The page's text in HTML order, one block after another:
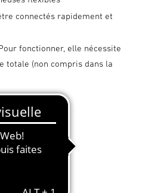
connectés rapidement et
fonctionner, elle nécessite
totale (non compris dans la